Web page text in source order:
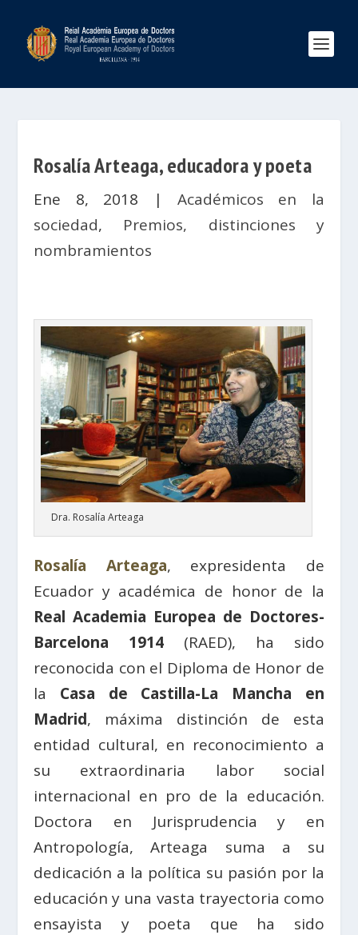
Rosalía Arteaga, educadora y poeta
Ene 8, 2018 | Académicos en la
sociedad, Premios, distinciones y
nombramientos
Dra. Rosalía Arteaga
Rosalía Arteaga, expresidenta de
Ecuador y académica de honor de la
Real Academia Europea de Doctores-
Barcelona 1914 (RAED), ha sido
reconocida con el Diploma de Honor de
la Casa de Castilla-La Mancha en
Madrid, máxima distinción de esta
entidad cultural, en reconocimiento a
su extraordinaria labor social
internacional en pro de la educación.
Doctora en Jurisprudencia y en
Antropología, Arteaga suma a su
dedicación a la política su pasión por la
educación y una vasta trayectoria como
ensayista y poeta que ha sido